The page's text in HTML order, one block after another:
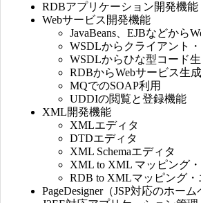
RDBアプリケーション開発機能
Webサービス開発機能
JavaBeans、EJBなどから
WSDLからクライアント
WSDLからひな型コード
RDBからWebサービス生成
MQでのSOAP利用
UDDIの閲覧と登録機能
XML開発機能
XMLエディタ
DTDエディタ
XML Schemaエディタ
XML to XML マッピング
RDB to XMLマッピング・
PageDesigner（JSP対応のホー